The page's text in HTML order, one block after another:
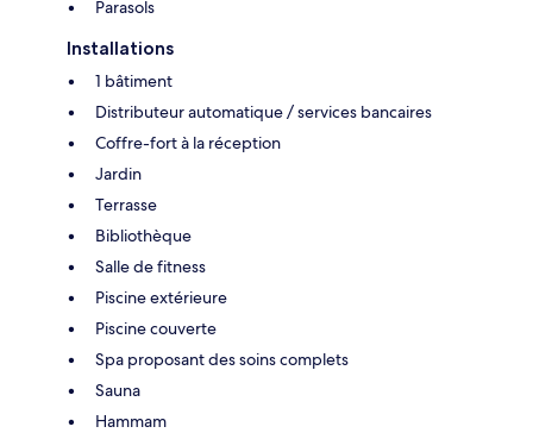
Parasols
Installations
1 bâtiment
Distributeur automatique / services bancaires
Coffre-fort à la réception
Jardin
Terrasse
Bibliothèque
Salle de fitness
Piscine extérieure
Piscine couverte
Spa proposant des soins complets
Sauna
Hammam